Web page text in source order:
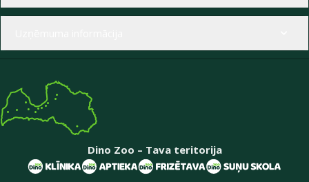
Dino Zoo – Tava teritorija